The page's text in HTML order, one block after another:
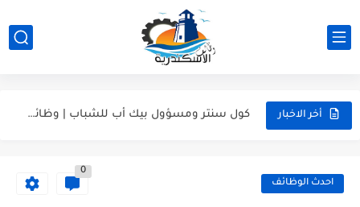
أخر الاخبار
وظائف مهندسين ميكانيكا ومدرسين لغة عربية ومشرفين انضباط - وظائف...
احدث الوظائف
0